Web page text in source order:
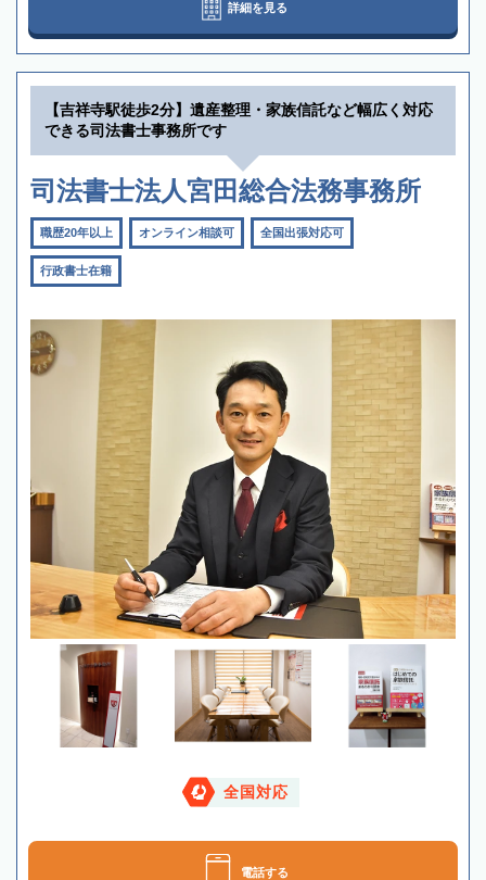
詳細を見る
【吉祥寺駅徒歩2分】遺産整理・家族信託など幅広く対応
できる司法書士事務所です
司法書士法人宮田総合法務事務所
職歴20年以上 オンライン相談可 全国出張対応可
行政書士在籍
全国対応
電話する